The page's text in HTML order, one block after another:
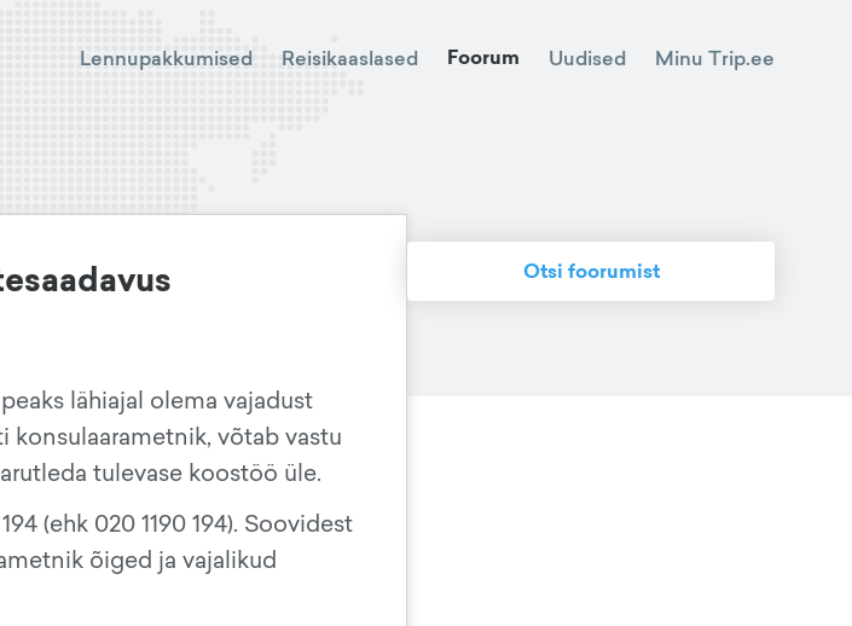
Lennupakkumised Reisikaaslased Foorum Uudised Minu Trip.ee
lähiajal olema vajadust
konsulaarametnik, võtab vastu
tulevase koostöö üle.
(ehk 020 1190 194). Soovidest
õiged ja vajalikud
Otsi foorumist